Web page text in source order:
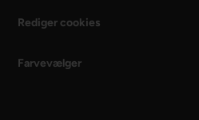
Rediger cookies
Farvevælger